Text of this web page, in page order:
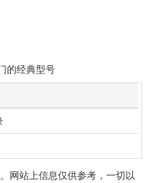
的经典型号
网站上信息仅供参考，一切以